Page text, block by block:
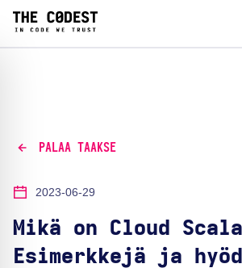
PALAA TAAKSE
2023-06-29
Mikä on Cloud
Esimerkkejä ja